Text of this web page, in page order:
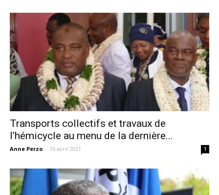
Transports collectifs et travaux de
l’hémicycle au menu de la dernière...
Anne Perzo - 16 avril 2021 1